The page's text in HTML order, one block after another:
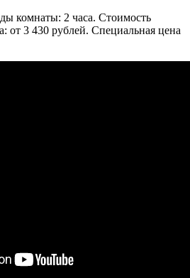
комнаты: 2 часа. Стоимость
от 3 430 рублей. Специальная цена